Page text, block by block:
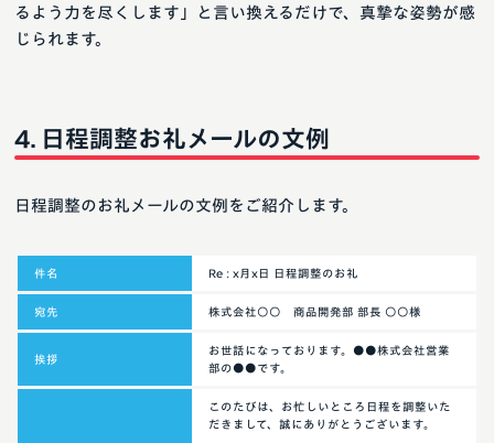
るよう力を尽くします」と言い換えるだけで、真摯な姿勢が感
じられます。
日程調整お礼メールの文例
日程調整のお礼メールの文例をご紹介します。
件名 Re : x月x日 日程調整のお礼
宛先 株式会社○○ 商品開発部 部長 ○○様
挨拶
お世話になっております。●●株式会社営業
部の●●です。
このたびは、お忙しいところ日程を調整いた
だきまして、誠にありがとうございます。